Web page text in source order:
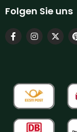
Folgen Sie uns